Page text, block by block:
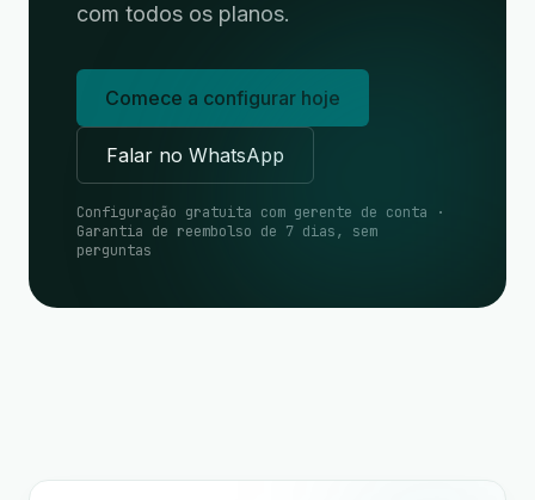
com todos os planos.
Comece a configurar hoje
Falar no WhatsApp
Configuração gratuita com gerente de conta ·
Garantia de reembolso de 7 dias, sem
perguntas